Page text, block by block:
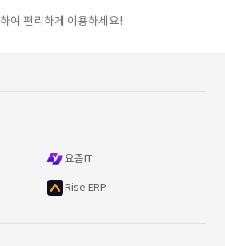
하여 편리하게 이용하세요!
요즘IT
Rise ERP